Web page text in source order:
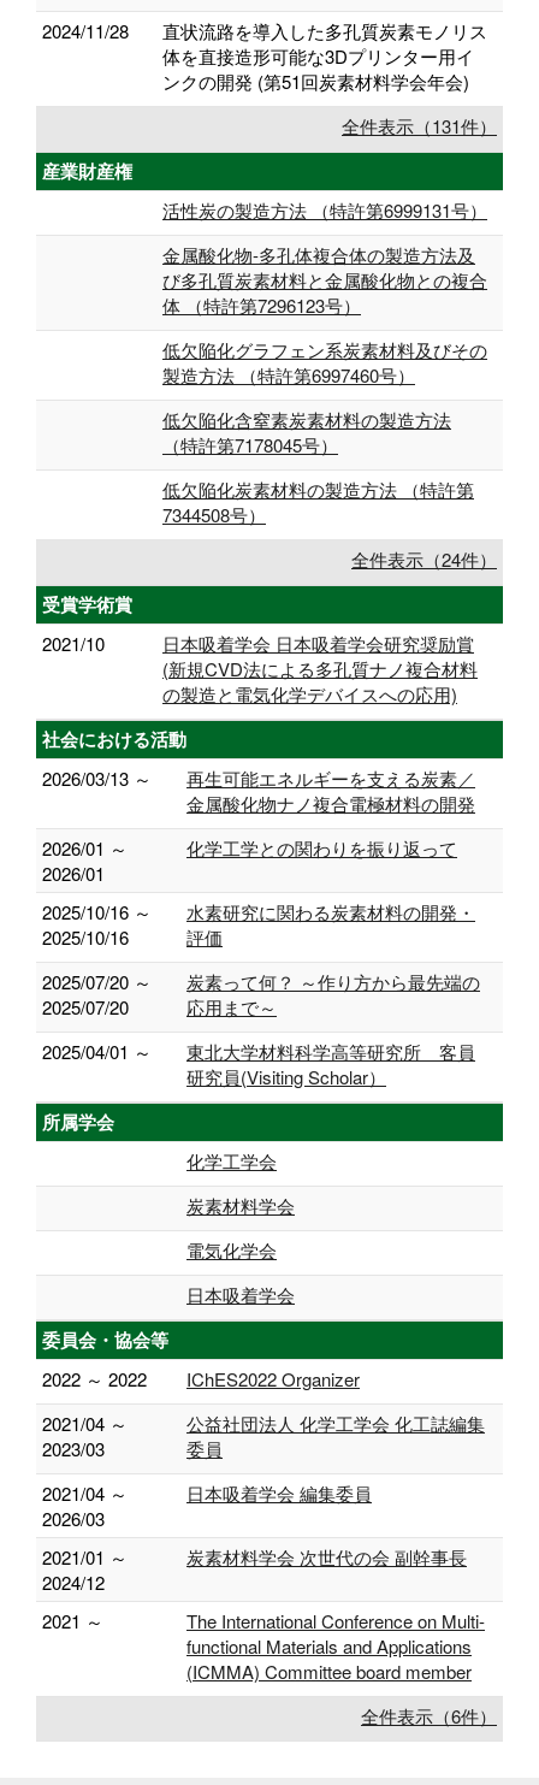
2024/11/28
直状流路を導入した多孔質炭素モノリス
体を直接造形可能な3Dプリンター用イ
ンクの開発 (第51回炭素材料学会年会)
全件表示（131件）
産業財産権
活性炭の製造方法 （特許第6999131号）
金属酸化物-多孔体複合体の製造方法及
び多孔質炭素材料と金属酸化物との複合
体 （特許第7296123号）
低欠陥化グラフェン系炭素材料及びその
製造方法 （特許第6997460号）
低欠陥化含窒素炭素材料の製造方法
（特許第7178045号）
低欠陥化炭素材料の製造方法 （特許第
7344508号）
全件表示（24件）
受賞学術賞
2021/10
日本吸着学会 日本吸着学会研究奨励賞
(新規CVD法による多孔質ナノ複合材料
の製造と電気化学デバイスへの応用)
社会における活動
2026/03/13 ～
再生可能エネルギーを支える炭素／
金属酸化物ナノ複合電極材料の開発
2026/01 ～
2026/01
化学工学との関わりを振り返って
2025/10/16 ～
2025/10/16
水素研究に関わる炭素材料の開発・
評価
2025/07/20 ～
2025/07/20
炭素って何？ ～作り方から最先端の
応用まで～
2025/04/01 ～
東北大学材料科学高等研究所 客員
研究員(Visiting Scholar）
所属学会
化学工学会
炭素材料学会
電気化学会
日本吸着学会
委員会・協会等
2022 ～ 2022
IChES2022 Organizer
2021/04 ～
2023/03
公益社団法人 化学工学会 化工誌編集
委員
2021/04 ～
2026/03
日本吸着学会 編集委員
2021/01 ～
2024/12
炭素材料学会 次世代の会 副幹事長
2021 ～
The International Conference on Multi-
functional Materials and Applications
(ICMMA) Committee board member
全件表示（6件）